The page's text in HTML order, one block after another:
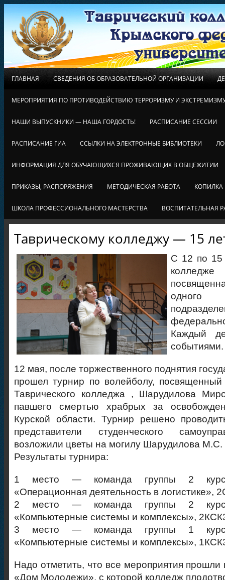
ГЛАВНАЯ СВЕДЕНИЯ ОБ ОБРАЗОВАТЕЛЬНОЙ ОРГАНИЗАЦИИ
МЕРОПРИЯТИЯ ПО ПРОТИВОДЕЙСТВИЮ ТЕРРОРИЗМУ И
НАШИ ВЫПУСКНИКИ — НАША ГОРДОСТЬ! РАСПИСАНИЕ СЕССИИ
РАСПИСАНИЕ ГИА ССЫЛКИ НА ЭЛЕКТРОННЫЕ БИБЛИОТЕКИ
ИНФОРМАЦИЯ ДЛЯ ОБУЧАЮЩИХСЯ ПРОЖИВАЮЩИХ В ОБЩЕЖИТИИ
ПРИКАЗЫ, РАСПОРЯЖЕНИЯ МЕТОДИЧЕСКАЯ РАБОТА КОПИЛКА
ШКОЛА ПРОФЕССИОНАЛЬНОГО МАСТЕРСТВА ВОСПИТАТЕЛЬНАЯ
Таврическому колледжу — 15
С 12 по 15
одного
Каждый
событиями.
12 мая, после торжественного поднятия
прошел турнир по волейболу, посвященный
Таврического колледжа , Шарудилова
павшего смертью храбрых за
Курской области. Турнир решено
представители студенческого
возложили цветы на могилу Шарудилова М.С.
Результаты турнира:
1 место — команда группы 2
«Операционная деятельность в логистике»,
2 место — команда группы 2
«Компьютерные системы и комплексы»,
3 место — команда группы 1 курса,
«Компьютерные системы и комплексы»,
Надо отметить, что все мероприятия
«Дом Молодежи», с которой колледж